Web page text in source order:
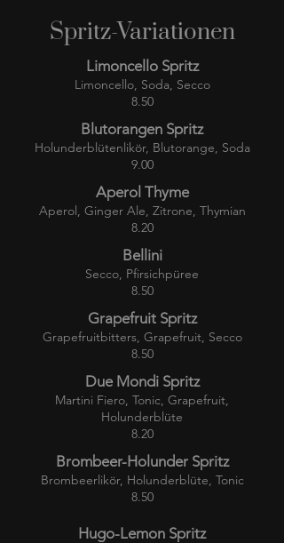
Spritz-Variationen
Limoncello Spritz
Limoncello, Soda, Secco
8.50
Blutorangen Spritz
Holunderblütenlikör, Blutorange, Soda
9.00
Aperol Thyme
Aperol, Ginger Ale, Zitrone, Thymian
8.20
Bellini
Secco, Pfirsichpüree
8.50
Grapefruit Spritz
Grapefruitbitters, Grapefruit, Secco
8.50
Due Mondi Spritz
Martini Fiero, Tonic, Grapefruit,
Holunderblüte
8.20
Brombeer-Holunder Spritz
Brombeerlikör, Holunderblüte, Tonic
8.50
Hugo-Lemon Spritz